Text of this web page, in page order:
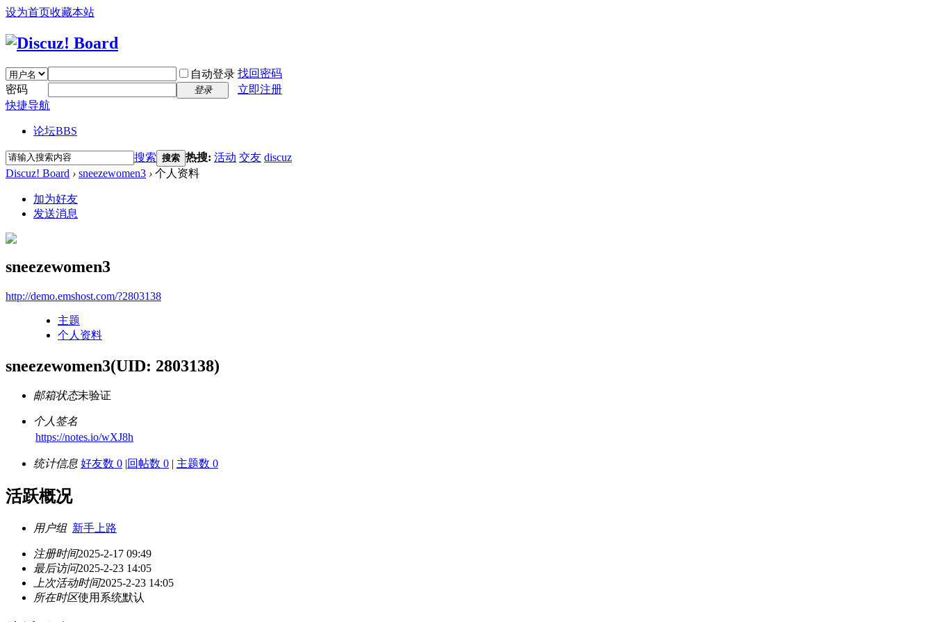
设为首页收藏本站
自动登录 找回密码
密码
登录
立即注册
快捷导航
论坛BBS
搜索 搜索 热搜: 活动 交友 discuz
Discuz! Board › sneezewomen3 › 个人资料
加为好友
发送消息
sneezewomen3
http://demo.emshost.com/?2803138
主题
个人资料
sneezewomen3(UID: 2803138)
邮箱状态未验证
个人签名
https://notes.io/wXJ8h
统计信息 好友数 0 |回帖数 0 | 主题数 0
活跃概况
用户组 新手上路
注册时间2025-2-17 09:49
最后访问2025-2-23 14:05
上次活动时间2025-2-23 14:05
所在时区使用系统默认